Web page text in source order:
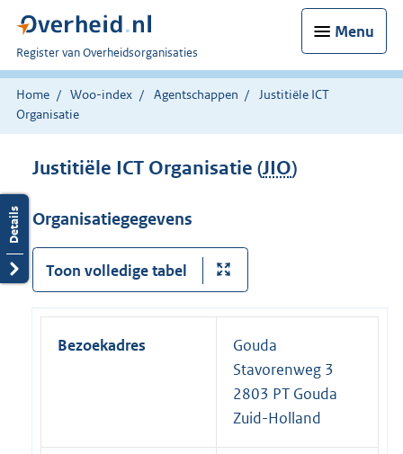
Menu
U
bent
nu
hier:
Register van Overheidsorganisaties
Home Woo-index Agentschappen
Justitiële ICT
Organisatie
Justitiële ICT Organisatie (JIO)
Organisatiegegevens
Toon volledige tabel
Bezoekadres
Gouda
Stavorenweg 3
2803 PT Gouda
Zuid-Holland